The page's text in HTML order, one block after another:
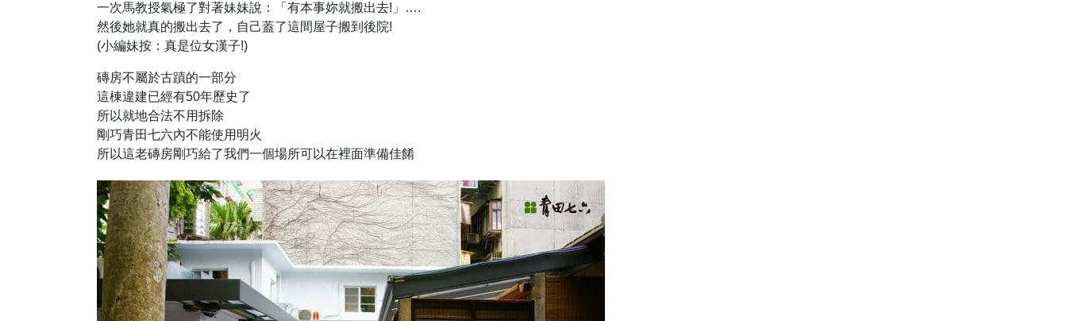
一次馬教授氣極了對著妹妹說：「有本事妳就搬出去!」….
然後她就真的搬出去了，自己蓋了這間屋子搬到後院!
(小編妹按：真是位女漢子!)
磚房不屬於古蹟的一部分
這棟違建已經有50年歷史了
所以就地合法不用拆除
剛巧青田七六內不能使用明火
所以這老磚房剛巧給了我們一個場所可以在裡面準備佳餚